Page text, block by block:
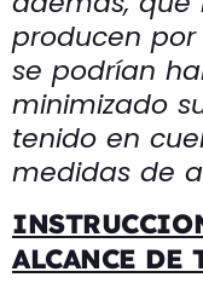
producen
se podrían
minimizado
tenido en
medidas de
ALCANCE DE